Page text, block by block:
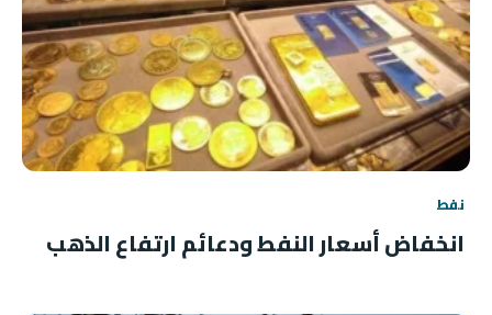
نفط
انخفاض أسعار النفط ودعائم ارتفاع الذهب